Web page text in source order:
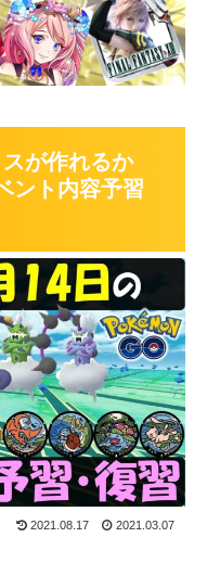
が作れるか
ント内容予習
2021.08.17 2021.03.07